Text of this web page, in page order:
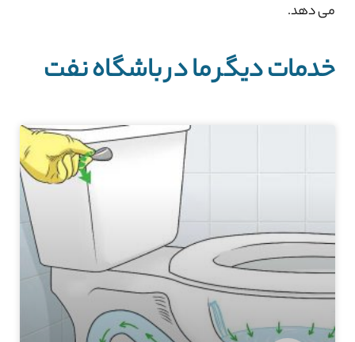
می دهد.
خدمات دیگر ما در باشگاه نفت